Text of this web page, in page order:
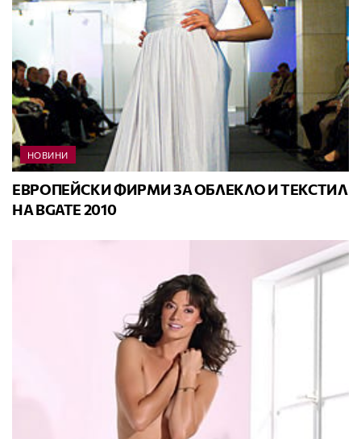
НОВИНИ
ЕВРОПЕЙСКИ ФИРМИ ЗА ОБЛЕКЛО И ТЕКСТИЛ
НА BGATE 2010